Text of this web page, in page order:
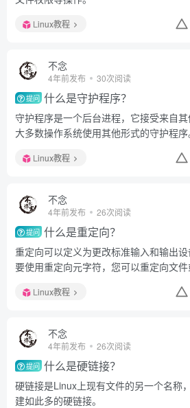
Linux教程
不念
4年前发布 30次阅读
提问 什么是守护程序？
守护程序是一个后台进程，它接受来自其
大多数操作系统使用其他形式的守护程序
Linux教程
不念
4年前发布 26次阅读
提问 什么是重定向？
重定向可以定义为更改标准输入和输出设
要使用重定向元字符，您可以重定向文件
Linux教程
不念
4年前发布 26次阅读
提问 什么是硬链接？
硬链接是Linux上现有文件的另一个名称
建如此多的硬链接。